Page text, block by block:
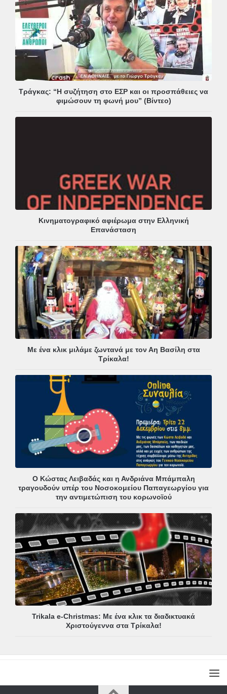
Τράγκας: “Η συζήτηση στο ΕΣΡ και οι προσπάθειες να
φιμώσουν τη φωνή μου” (Βίντεο)
Κινηματογραφικό αφιέρωμα στην Ελληνική
Επανάσταση
Με ένα κλικ μιλάμε ζωντανά με τον Αη Βασίλη στα
Τρίκαλα!
Ο Κώστας Λειβαδάς και η Ανδριάνα Μπάμπαλη
τραγουδούν υπέρ του Νοσοκομείου Παπαγεωργίου για
την αντιμετώπιση του κορωνοϊού
Trikala e-Christmas: Με ένα κλικ τα διαδικτυακά
Χριστούγεννα στα Τρίκαλα!